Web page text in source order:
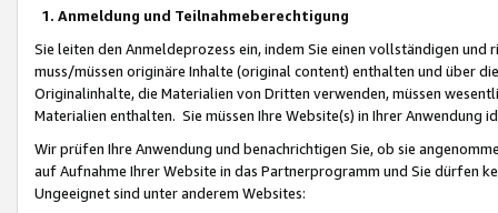
1. Anmeldung und Teilnahmeberechtigung
Sie leiten den Anmeldeprozess ein, indem Sie einen vollständigen
muss/müssen originäre Inhalte (original content) enthalten und über
Originalinhalte, die Materialien von Dritten verwenden, müssen
Materialien enthalten. Sie müssen Ihre Website(s) in Ihrer Anwendung
Wir prüfen Ihre Anwendung und benachrichtigen Sie, ob sie
auf Aufnahme Ihrer Website in das Partnerprogramm und Sie dürfen
Ungeeignet sind unter anderem Websites: